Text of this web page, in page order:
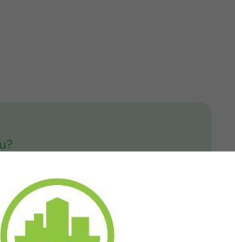
du bruge bilen?